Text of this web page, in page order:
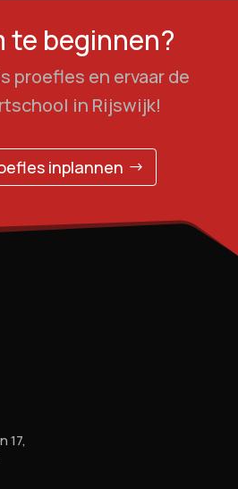
te beginnen?
proefles en ervaar de
in Rijswijk!
inplannen
17,